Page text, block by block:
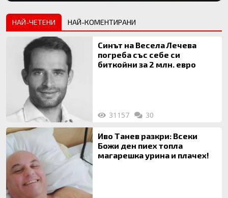
НАЙ-ЧЕТЕНИ НАЙ-КОМЕНТИРАНИ
Синът на Весела Лечева
погреба със себе си
биткойни за 2 млн. евро
31157 30
Иво Танев разкри: Всеки
Божи ден пиех топла
магарешка урина и плачех!